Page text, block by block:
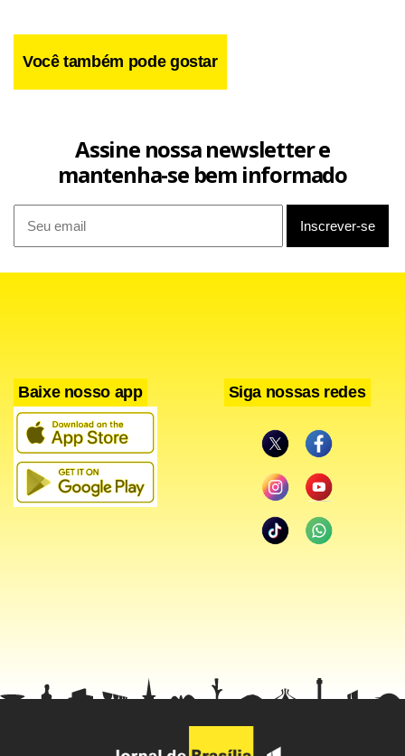
tinha sido condenada por adultério e que seria executada
protestos internacionais contra o Irã, o que obrigou o
regime a suspender a sentença e a afirmar que se
Você também pode gostar
Assine nossa newsletter e
mantenha-se bem informado
Baixe nosso app Siga nossas redes